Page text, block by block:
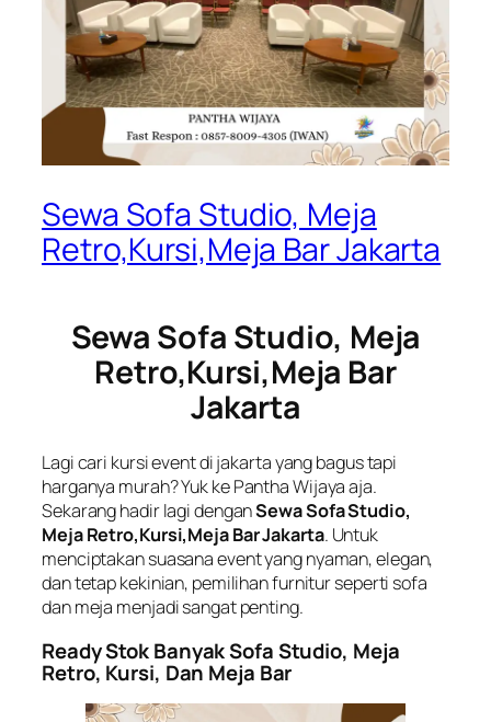
Sewa Sofa Studio, Meja
Retro,Kursi,Meja Bar Jakarta
Sewa Sofa Studio, Meja
Retro,Kursi,Meja Bar
Jakarta
Lagi cari kursi event di jakarta yang bagus tapi
harganya murah? Yuk ke Pantha Wijaya aja.
Sekarang hadir lagi denganSewa Sofa Studio,
Meja Retro,Kursi,Meja Bar Jakarta. Untuk
menciptakan suasana event yang nyaman, elegan,
dan tetap kekinian, pemilihan furnitur seperti sofa
dan meja menjadi sangat penting.
Ready Stok Banyak Sofa Studio, Meja
Retro, Kursi, Dan Meja Bar